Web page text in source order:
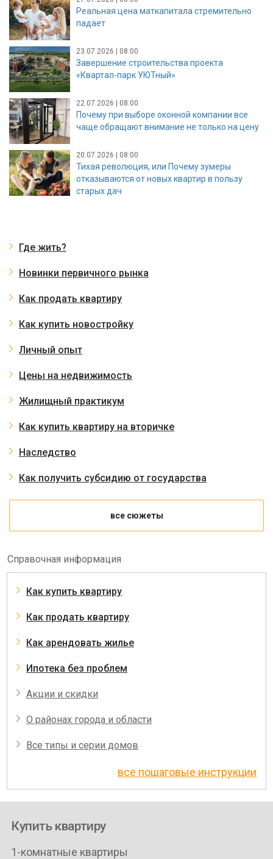
Реальная цена маткапитала стремительно
падает
23.07.2026 | 08:00
Завершение строительства проекта
«Квартал-парк УЮТный»
22.07.2026 | 08:00
Почему при выборе оконной компании все
чаще обращают внимание не только на цену
20.07.2026 | 08:00
Тихая революция, или Почему зумеры
отказываются от новых квартир в пользу
старых дач
Где жить?
Новинки первичного рынка
Как продать квартиру
Как купить новостройку
Личный опыт
Цены на недвижимость
Жилищный практикум
Как купить квартиру на вторичке
Наследство
Как получить субсидию от государства
все сюжеты
Справочная информация
Как купить квартиру
Как продать квартиру
Как арендовать жилье
Ипотека без проблем
Акции и скидки
О районах города и области
Все типы и серии домов
все пошаговые инструкции
Купить квартиру
1-комнатные квартиры